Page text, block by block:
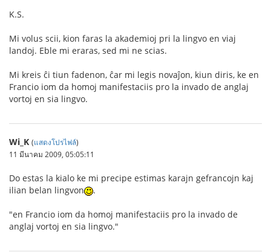
K.S.
Mi volus scii, kion faras la akademioj pri la lingvo en viaj
landoj. Eble mi eraras, sed mi ne scias.
Mi kreis ĉi tiun fadenon, ĉar mi legis novaĵon, kiun diris, ke en
Francio iom da homoj manifestaciis pro la invado de anglaj
vortoj en sia lingvo.
Wi_K (แสดงโปรไฟล์)
11 มีนาคม 2009, 05:05:11
Do estas la kialo ke mi precipe estimas karajn gefrancojn kaj
ilian belan lingvon
.
"en Francio iom da homoj manifestaciis pro la invado de
anglaj vortoj en sia lingvo."